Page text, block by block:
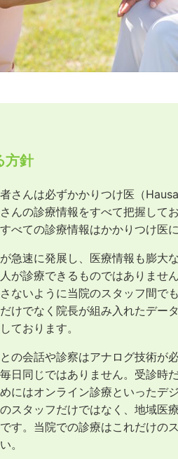
方針
さんは必ずかかりつけ医（
んの診療情報をすべて把握して
べての診療情報はかかりつけ医
急速に発展し、医療情報も膨大
が診療できるものではありませ
ないように当院のスタッフ間で
けでなく院長が組み入れたデー
ております。
の会話や診察はアナログ技術が
日同じではありません。受診時
にはオンライン診療といったデ
スタッフだけではなく、地域医
す。当院での診療はこれだけの
。